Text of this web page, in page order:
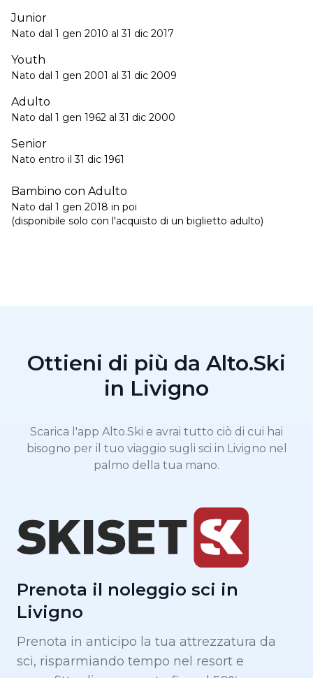
Junior
Nato dal 1 gen 2010 al 31 dic 2017
Youth
Nato dal 1 gen 2001 al 31 dic 2009
Adulto
Nato dal 1 gen 1962 al 31 dic 2000
Senior
Nato entro il 31 dic 1961
Bambino con Adulto
Nato dal 1 gen 2018 in poi
(disponibile solo con l'acquisto di un biglietto adulto)
Ottieni di più da Alto.Ski
in Livigno
Scarica l'app Alto.Ski e avrai tutto ciò di cui hai
bisogno per il tuo viaggio sugli sci in Livigno nel
palmo della tua mano.
Prenota il noleggio sci in
Livigno
Prenota in anticipo la tua attrezzatura da
sci, risparmiando tempo nel resort e